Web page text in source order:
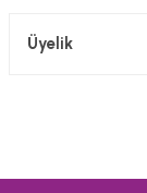
Üyelik